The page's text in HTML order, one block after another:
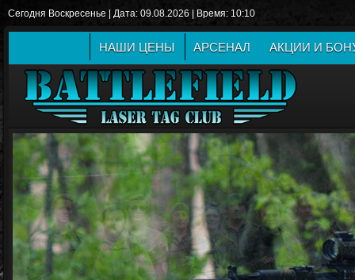
Сегодня Воскресенье | Дата: 09.08.2026 | Время: 10:10
НАШИ ЦЕНЫ АРСЕНАЛ АКЦИИ И